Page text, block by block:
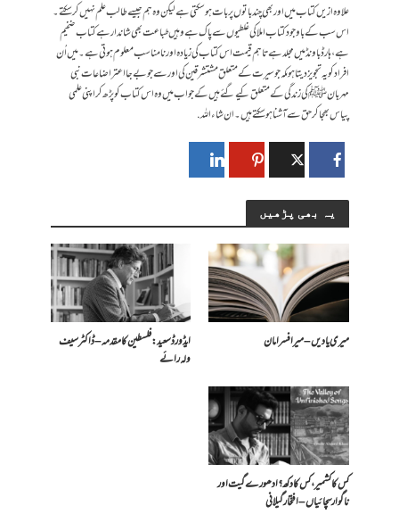
علاوہ ازیں کتاب میں اور بھی چند باتوں پر بات ہو سکتی ہے لیکن وہ ہم جیسے طالب علم نہیں کر سکتے ۔
اس سب کے باوجود کتاب املا کی غلطیوں سے پاک ہے وہیں طباعت بھی شاندار ہے کتاب ضخیم
ہے ،ہارڈ باونڈ میں مجلد ہے تاہم قیمت اس کتاب کی زیادہ اور نا مناسب معلوم ہوتی ہے ۔میں اُن
افراد کو یہ تجویز دیتا ہوںکہ جو سیرت کے متعلق مشتشرقین کی اور سے جو بے جا اعتراضاعات نبی
مہربان ﷺ کی زندگی کے متعلق کیے گئے ہیں کے جواب میں وہ اس کتاب کو پڑھ کر اپنی علمی
پیاس بھجا کر حق سے آشنا ہو سکتے ہیں ۔ان شاء اللہ.
یہ بھی پڑھیں
میری یادیں – میر افسر امان
ایڈورڈ سعید: فلسطین کا مقدمہ – ڈاکٹر سیف
ولہ رائے
کس کا کشمیر، کس کا دکھ؟ ادھورے گیت اور
ناگوار سچائیاں – افتخار گیلانی